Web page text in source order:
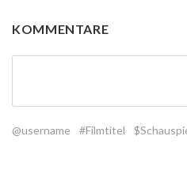
KOMMENTARE
@username #Filmtitel